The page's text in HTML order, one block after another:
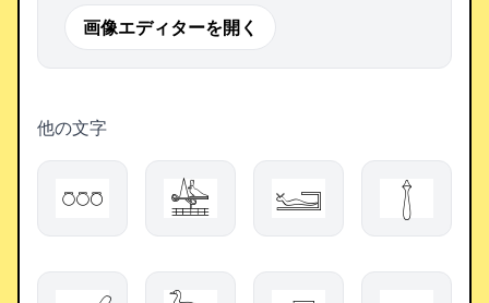
画像エディターを開く
他の文字
𓏍 𓈵 𓆒 𓉼